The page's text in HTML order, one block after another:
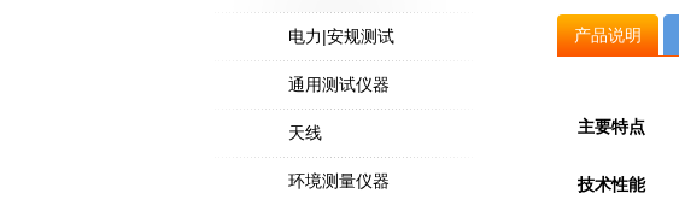
电力|安规测试
通用测试仪器
天线
环境测量仪器
产品说明
主要特点
技术性能